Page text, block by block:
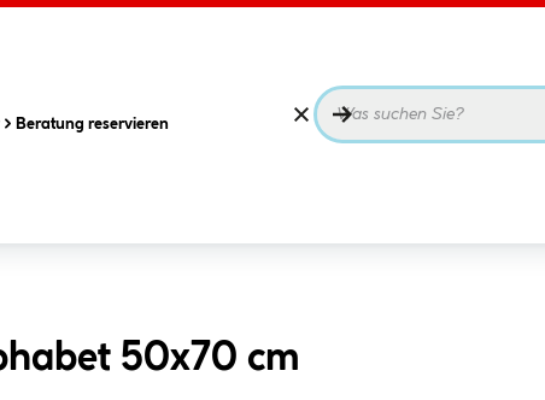
Beratung reservieren
50x70 cm